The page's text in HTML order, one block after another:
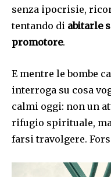
senza ipocrisie,
tentando di abitarle
promotore.
E mentre le bombe
interroga su cosa
calmi oggi: non un
rifugio spirituale,
farsi travolgere.